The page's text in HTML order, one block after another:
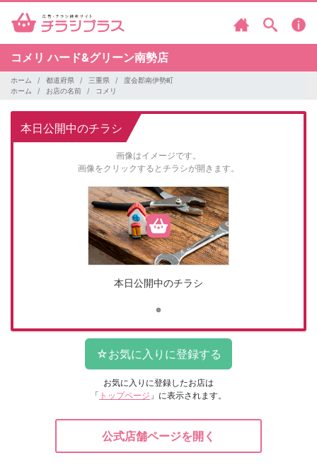
コメリハード&グリーン南勢店
ホーム 都道府県 三重県
度会郡南伊勢町
ホーム
お店の名前 コメリ
本日公開中のチラシ
画像はイメージです。
画像をクリックするとチラシが開きます。
本日公開中のチラシ
お気に入りに登録したお店は
「 トップページ 」に表示されます。
公式店舗ページを開く